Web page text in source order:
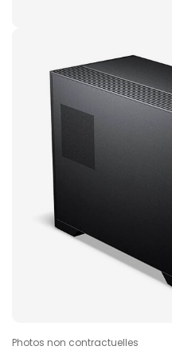
Photos non contractuelles